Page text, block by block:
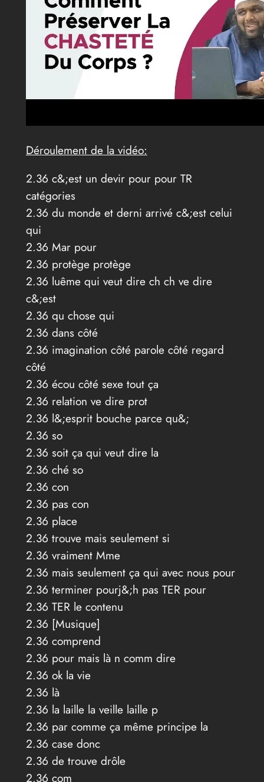
Déroulement de la vidéo:
2.36 c&;est un devir pour pour TR
catégories
2.36 du monde et derni arrivé c&;est celui
qui
2.36 Mar pour
2.36 protège protège
2.36 luême qui veut dire ch ch ve dire
c&;est
2.36 qu chose qui
2.36 dans côté
2.36 imagination côté parole côté regard
côté
2.36 écou côté sexe tout ça
2.36 relation ve dire prot
2.36 l&;esprit bouche parce qu&;
2.36 so
2.36 soit ça qui veut dire la
2.36 ché so
2.36 con
2.36 pas con
2.36 place
2.36 trouve mais seulement si
2.36 vraiment Mme
2.36 mais seulement ça qui avec nous pour
2.36 terminer pourj&;h pas TER pour
2.36 TER le contenu
2.36 [Musique]
2.36 comprend
2.36 pour mais là n comm dire
2.36 ok la vie
2.36 là
2.36 la laille la veille laille p
2.36 par comme ça même principe la
2.36 case donc
2.36 de trouve drôle
2.36 com